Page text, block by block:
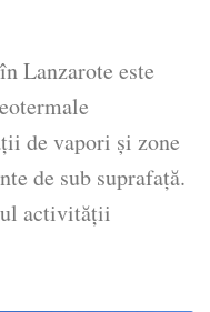
Lanzarote este
de vapori și zone
de sub suprafață.
activității